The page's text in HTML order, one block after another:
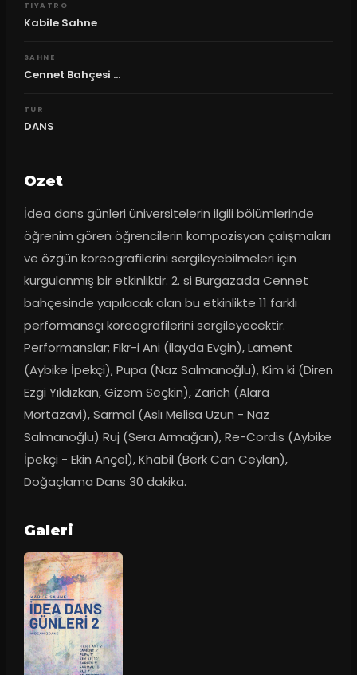
TIYATRO
Kabile Sahne
SAHNE
Cennet Bahçesi ...
TUR
DANS
Ozet
İdea dans günleri üniversitelerin ilgili bölümlerinde
öğrenim gören öğrencilerin kompozisyon çalışmaları
ve özgün koreografilerini sergileyebilmeleri için
kurgulanmış bir etkinliktir. 2. si Burgazada Cennet
bahçesinde yapılacak olan bu etkinlikte 11 farklı
performansçı koreografilerini sergileyecektir.
Performanslar; Fikr-i Ani (ilayda Evgin), Lament
(Aybike İpekçi), Pupa (Naz Salmanoğlu), Kim ki (Diren
Ezgi Yıldızkan, Gizem Seçkin), Zarich (Alara
Mortazavi), Sarmal (Aslı Melisa Uzun - Naz
Salmanoğlu) Ruj (Sera Armağan), Re-Cordis (Aybike
İpekçi - Ekin Ançel), Khabil (Berk Can Ceylan),
Doğaçlama Dans 30 dakika.
Galeri